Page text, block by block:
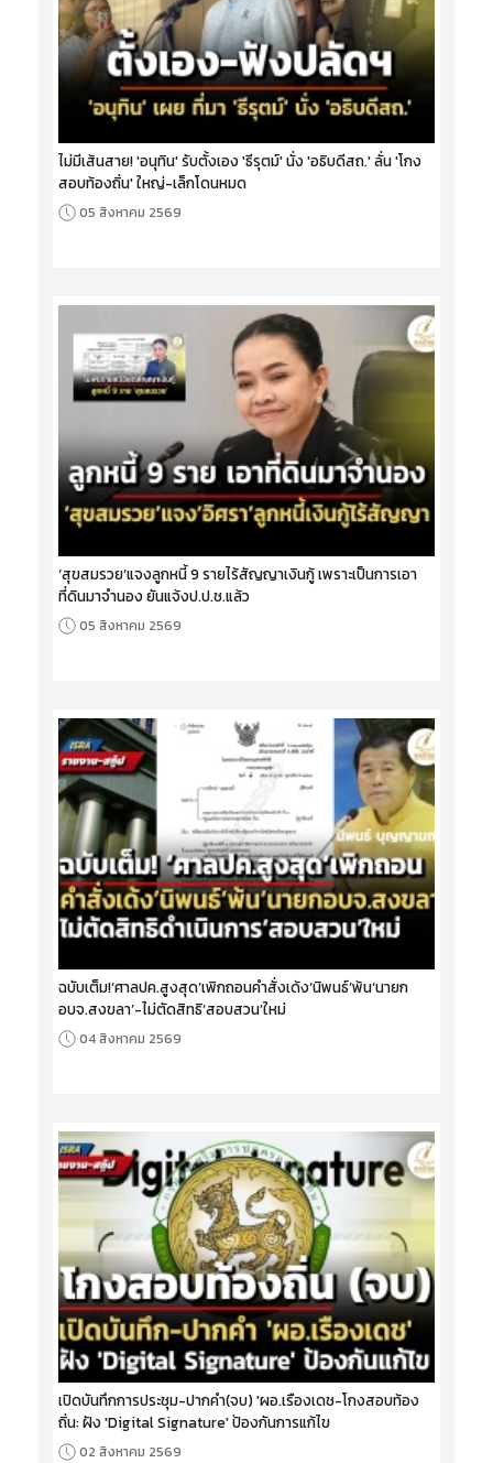
ไม่มีเส้นสาย! 'อนุทิน' รับตั้งเอง 'ธีรุตม์' นั่ง 'อธิบดีสถ.' ลั่น 'โกง
สอบท้องถิ่น' ใหญ่-เล็กโดนหมด
05 สิงหาคม 2569
‘สุขสมรวย’แจงลูกหนี้ 9 รายไร้สัญญาเงินกู้ เพราะเป็นการเอา
ที่ดินมาจำนอง ยันแจ้งป.ป.ช.แล้ว
05 สิงหาคม 2569
ฉบับเต็ม!‘ศาลปค.สูงสุด’เพิกถอนคำสั่งเด้ง‘นิพนธ์’พ้น‘นายก
อบจ.สงขลา’-ไม่ตัดสิทธิ‘สอบสวน’ใหม่
04 สิงหาคม 2569
เปิดบันทึกการประชุม-ปากคำ(จบ) 'ผอ.เรืองเดช-โกงสอบท้อง
ถิ่น: ฝัง 'Digital Signature' ป้องกันการแก้ไข
02 สิงหาคม 2569